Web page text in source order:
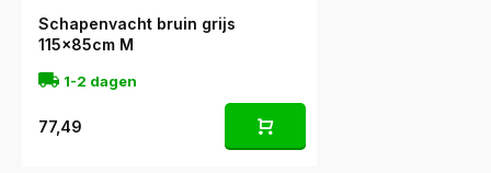
Schapenvacht bruin grijs
115x85cm M
1-2 dagen
77,49